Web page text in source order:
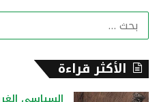
الأكثر قراءة